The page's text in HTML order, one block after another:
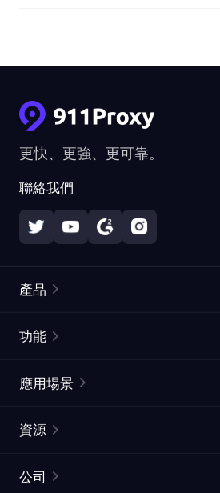
更快、更強、更可靠。
聯絡我們
產品
靜態住宅代理
網頁擷取 API
功能
ISP代理
ProxySite
應用場景
市場研究
資源
公司